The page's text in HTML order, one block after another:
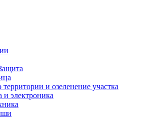
территории и озеленение участка
и электроника